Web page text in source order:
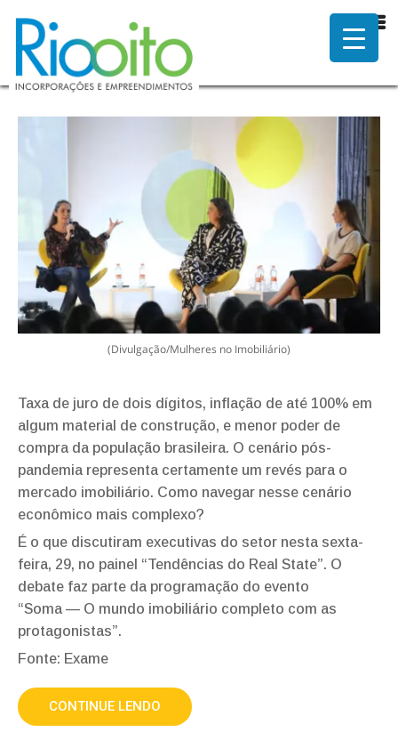
Título da notícia
(Divulgação/Mulheres no Imobiliário)
Taxa de juro de dois dígitos, inflação de até 100% em
algum material de construção, e menor poder de
compra da população brasileira. O cenário pós-
pandemia representa certamente um revés para o
mercado imobiliário. Como navegar nesse cenário
econômico mais complexo?
É o que discutiram executivas do setor nesta sexta-
feira, 29, no painel “Tendências do Real State”. O
debate faz parte da programação do evento
“Soma — O mundo imobiliário completo com as
protagonistas”.
Fonte: Exame
CONTINUE LENDO